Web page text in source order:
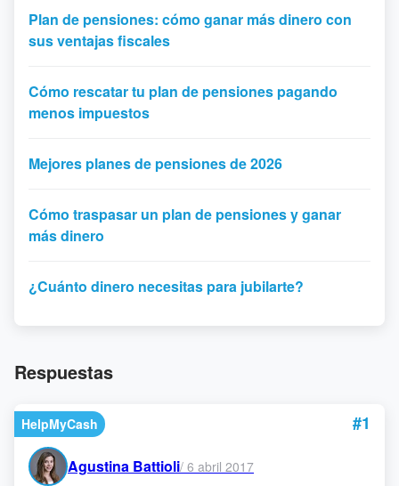
Plan de pensiones: cómo ganar más dinero con
sus ventajas fiscales
Cómo rescatar tu plan de pensiones pagando
menos impuestos
Mejores planes de pensiones de 2026
Cómo traspasar un plan de pensiones y ganar
más dinero
¿Cuánto dinero necesitas para jubilarte?
Respuestas
HelpMyCash #1
Agustina Battioli/ 6 abril 2017